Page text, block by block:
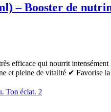
Booster de
qui nourrit intensément
et pleine de vitalité ✔ Favorise